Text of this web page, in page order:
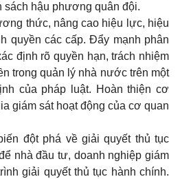
sách hậu phương quân đội.
thức, nâng cao hiệu lực, hiệu
quyền các cấp. Đẩy mạnh phân
định rõ quyền hạn, trách nhiệm
trong quản lý nhà nước trên một
của pháp luật. Hoàn thiện cơ
giám sát hoạt động của cơ quan
đột phá về giải quyết thủ tục
nhà đầu tư, doanh nghiệp giám
giải quyết thủ tục hành chính.